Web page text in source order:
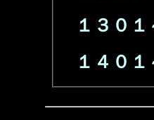
１３０
１４０